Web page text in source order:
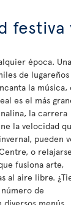
época. Una
de lugareños
la música,
es el más
la carrera
la velocidad
pueden
o
fusiona arte,
al aire libre.
de